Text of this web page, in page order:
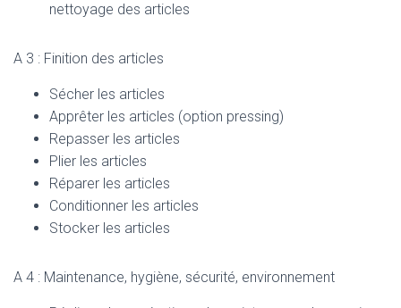
nettoyage des articles
A 3 : Finition des articles
Sécher les articles
Apprêter les articles (option pressing)
Repasser les articles
Plier les articles
Réparer les articles
Conditionner les articles
Stocker les articles
A 4 : Maintenance, hygiène, sécurité, environnement